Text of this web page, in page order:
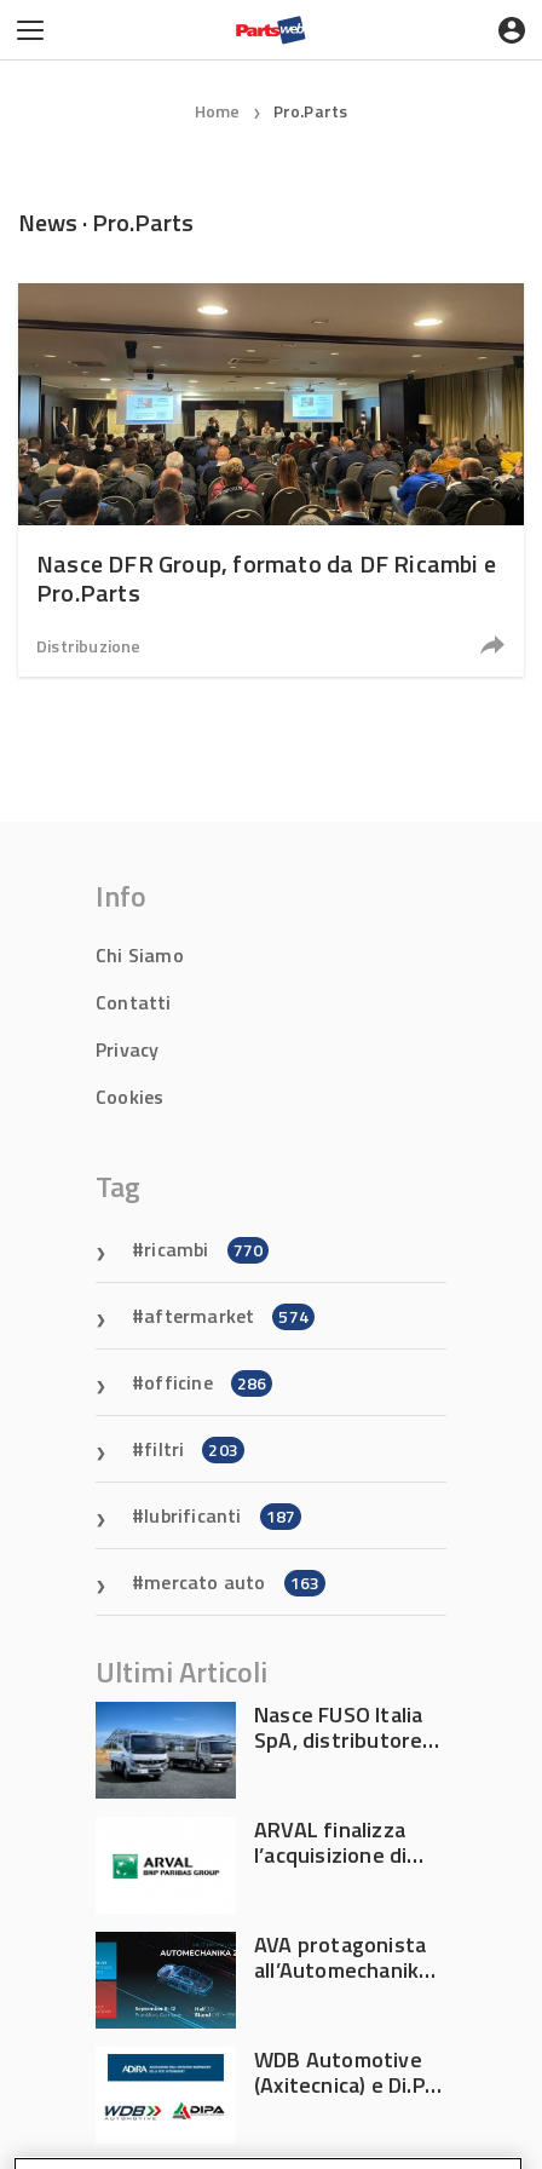
Home ❯ Pro.Parts
News · Pro.Parts
Nasce DFR Group, formato da DF Ricambi e
Pro.Parts
Distribuzione
Info
Chi Siamo
Contatti
Privacy
Cookies
Tag
ricambi 770
aftermarket 574
officine 286
filtri 203
lubrificanti 187
mercato auto 163
Ultimi Articoli
Nasce FUSO Italia
SpA, distributore
ARVAL finalizza
l’acquisizione di
AVA protagonista
all’Automechanika
WDB Automotive
(Axitecnica) e Di.Pa.